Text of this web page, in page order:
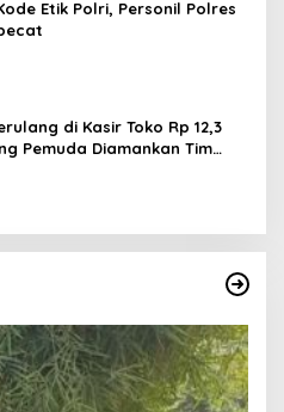
Etik Polri, Personil Polres
di Kasir Toko Rp 12,3
Pemuda Diamankan Tim
Lenteng Sumenep